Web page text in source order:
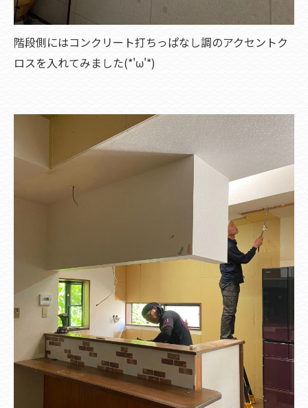
階段側にはコンクリート打ちっぱなし調のアクセントク
ロスを入れてみました(*'ω'*)